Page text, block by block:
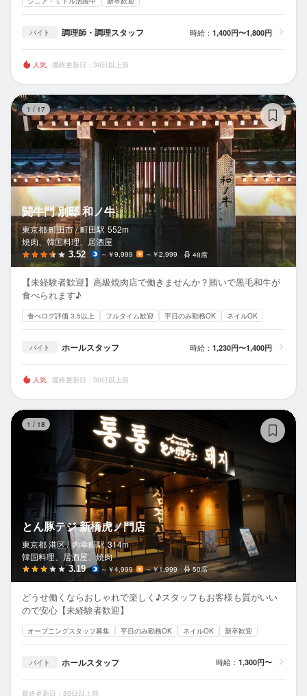
バイト 調理師・調理スタッフ 時給： 1,400円〜1,800円
人気 最終更新日：30日以上前
1 / 17
闘牛門 別邸 和ノ牛
東京都 町田市 / 町田駅 552m
焼肉、韓国料理、居酒屋
3.52 ～￥9,999 ～￥2,999 48席
【未経験者歓迎】高級焼肉店で働きませんか？賄いで黒毛和牛が
食べられます♪
食べログ評価 3.5以上 フルタイム歓迎 平日のみ勤務OK ネイルOK
バイト ホールスタッフ 時給： 1,230円〜1,400円
人気 最終更新日：30日以上前
1 / 18
とん豚テジ 新橋虎ノ門店
東京都 港区 / 内幸町駅 314m
韓国料理、居酒屋、焼肉
3.19 ～￥4,999 ～￥1,999 50席
どうせ働くならおしゃれで楽しく♪スタッフもお客様も質がいい
ので安心【未経験者歓迎】
オープニングスタッフ募集 平日のみ勤務OK ネイルOK 新卒歓迎
バイト ホールスタッフ 時給： 1,300円〜
最終更新日：30日以上前